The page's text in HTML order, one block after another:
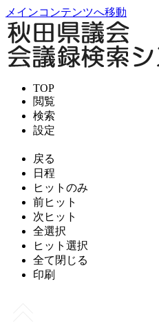
メインコンテンツへ移動
TOP
閲覧
検索
設定
戻る
日程
ヒットのみ
前ヒット
次ヒット
全選択
ヒット選択
全て閉じる
印刷